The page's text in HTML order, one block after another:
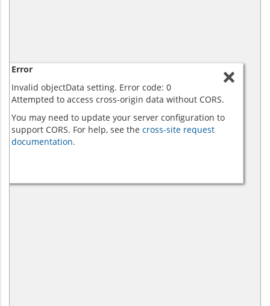
Error
Invalid objectData setting. Error code: 0
Attempted to access cross-origin data without CORS.
You may need to update your server configuration to
support CORS. For help, see the cross-site request
documentation.